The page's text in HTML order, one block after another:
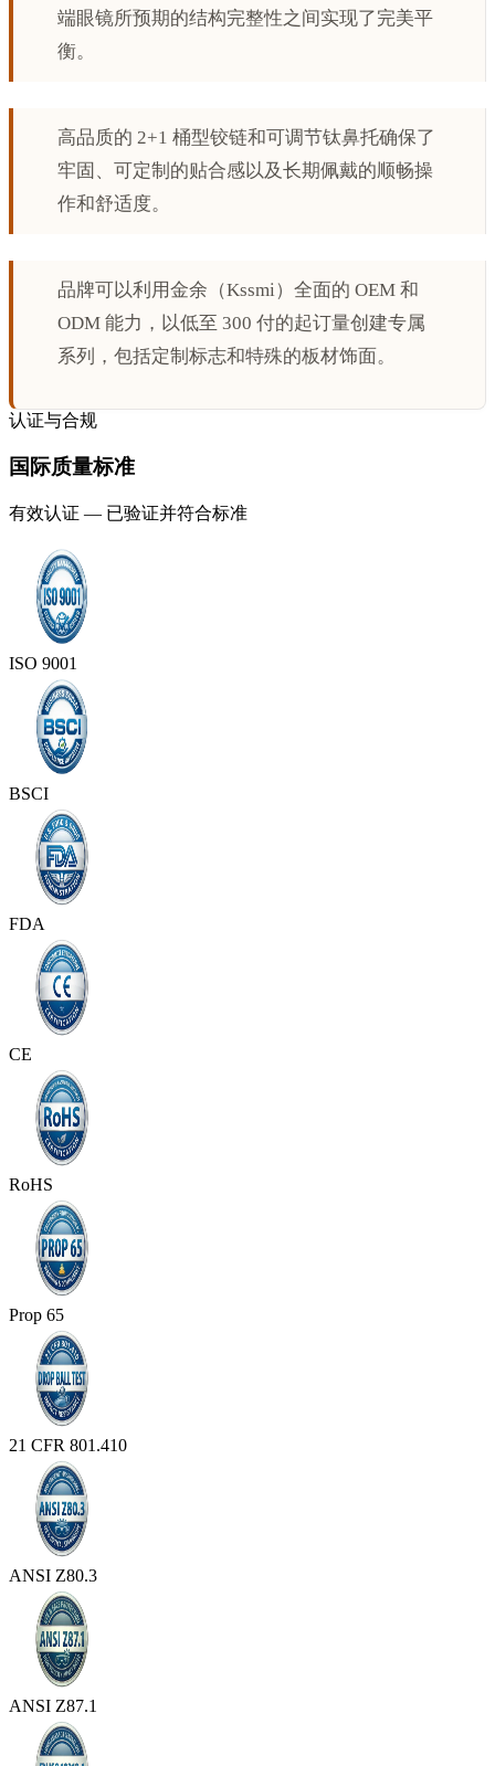
端眼镜所预期的结构完整性之间实现了完美平
衡。
高品质的 2+1 桶型铰链和可调节钛鼻托确保了
牢固、可定制的贴合感以及长期佩戴的顺畅操
作和舒适度。
品牌可以利用金余（Kssmi）全面的 OEM 和
ODM 能力，以低至 300 付的起订量创建专属
系列，包括定制标志和特殊的板材饰面。
认证与合规
国际质量标准
有效认证 — 已验证并符合标准
ISO 9001
BSCI
FDA
CE
RoHS
Prop 65
21 CFR 801.410
ANSI Z80.3
ANSI Z87.1